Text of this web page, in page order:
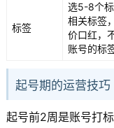
标签
选5-8个
相关标签
价口红，
账号的标
起号期的运营技巧
起号前2周是账号打